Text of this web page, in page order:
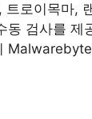
로이목마,
검사를 제